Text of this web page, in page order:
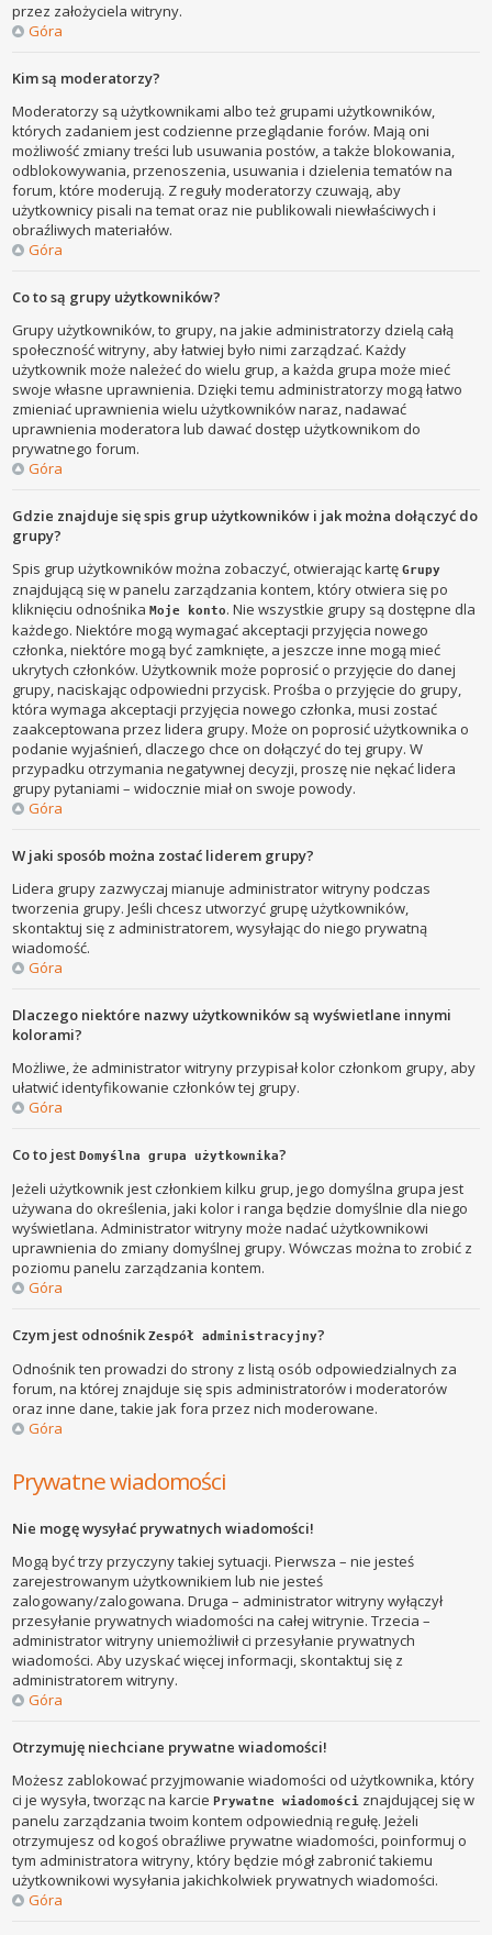
przez założyciela witryny.
Góra
Kim są moderatorzy?
Moderatorzy są użytkownikami albo też grupami użytkowników,
których zadaniem jest codzienne przeglądanie forów. Mają oni
możliwość zmiany treści lub usuwania postów, a także blokowania,
odblokowywania, przenoszenia, usuwania i dzielenia tematów na
forum, które moderują. Z reguły moderatorzy czuwają, aby
użytkownicy pisali na temat oraz nie publikowali niewłaściwych i
obraźliwych materiałów.
Góra
Co to są grupy użytkowników?
Grupy użytkowników, to grupy, na jakie administratorzy dzielą całą
społeczność witryny, aby łatwiej było nimi zarządzać. Każdy
użytkownik może należeć do wielu grup, a każda grupa może mieć
swoje własne uprawnienia. Dzięki temu administratorzy mogą łatwo
zmieniać uprawnienia wielu użytkowników naraz, nadawać
uprawnienia moderatora lub dawać dostęp użytkownikom do
prywatnego forum.
Góra
Gdzie znajduje się spis grup użytkowników i jak można dołączyć do
grupy?
Spis grup użytkowników można zobaczyć, otwierając kartęGrupy
znajdującą się w panelu zarządzania kontem, który otwiera się po
kliknięciu odnośnikaMoje konto. Nie wszystkie grupy są dostępne dla
każdego. Niektóre mogą wymagać akceptacji przyjęcia nowego
członka, niektóre mogą być zamknięte, a jeszcze inne mogą mieć
ukrytych członków. Użytkownik może poprosić o przyjęcie do danej
grupy, naciskając odpowiedni przycisk. Prośba o przyjęcie do grupy,
która wymaga akceptacji przyjęcia nowego członka, musi zostać
zaakceptowana przez lidera grupy. Może on poprosić użytkownika o
podanie wyjaśnień, dlaczego chce on dołączyć do tej grupy. W
przypadku otrzymania negatywnej decyzji, proszę nie nękać lidera
grupy pytaniami – widocznie miał on swoje powody.
Góra
W jaki sposób można zostać liderem grupy?
Lidera grupy zazwyczaj mianuje administrator witryny podczas
tworzenia grupy. Jeśli chcesz utworzyć grupę użytkowników,
skontaktuj się z administratorem, wysyłając do niego prywatną
wiadomość.
Góra
Dlaczego niektóre nazwy użytkowników są wyświetlane innymi
kolorami?
Możliwe, że administrator witryny przypisał kolor członkom grupy, aby
ułatwić identyfikowanie członków tej grupy.
Góra
Co to jestDomyślna grupa użytkownika?
Jeżeli użytkownik jest członkiem kilku grup, jego domyślna grupa jest
używana do określenia, jaki kolor i ranga będzie domyślnie dla niego
wyświetlana. Administrator witryny może nadać użytkownikowi
uprawnienia do zmiany domyślnej grupy. Wówczas można to zrobić z
poziomu panelu zarządzania kontem.
Góra
Czym jest odnośnikZespół administracyjny?
Odnośnik ten prowadzi do strony z listą osób odpowiedzialnych za
forum, na której znajduje się spis administratorów i moderatorów
oraz inne dane, takie jak fora przez nich moderowane.
Góra
Prywatne wiadomości
Nie mogę wysyłać prywatnych wiadomości!
Mogą być trzy przyczyny takiej sytuacji. Pierwsza – nie jesteś
zarejestrowanym użytkownikiem lub nie jesteś
zalogowany/zalogowana. Druga – administrator witryny wyłączył
przesyłanie prywatnych wiadomości na całej witrynie. Trzecia –
administrator witryny uniemożliwił ci przesyłanie prywatnych
wiadomości. Aby uzyskać więcej informacji, skontaktuj się z
administratorem witryny.
Góra
Otrzymuję niechciane prywatne wiadomości!
Możesz zablokować przyjmowanie wiadomości od użytkownika, który
ci je wysyła, tworząc na karciePrywatne wiadomości znajdującej się w
panelu zarządzania twoim kontem odpowiednią regułę. Jeżeli
otrzymujesz od kogoś obraźliwe prywatne wiadomości, poinformuj o
tym administratora witryny, który będzie mógł zabronić takiemu
użytkownikowi wysyłania jakichkolwiek prywatnych wiadomości.
Góra